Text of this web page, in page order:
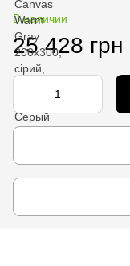
В наличии
25 428 грн